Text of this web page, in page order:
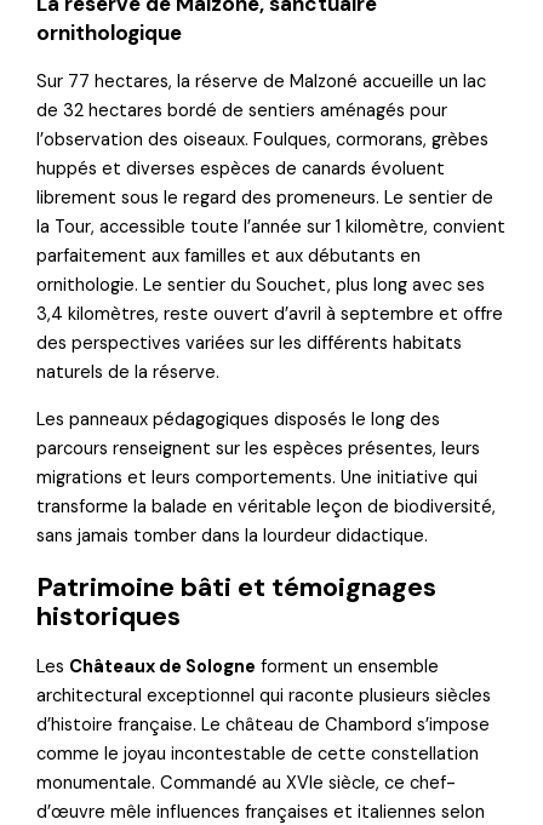
ornithologique
Sur 77 hectares, la réserve de Malzoné accueille un lac
de 32 hectares bordé de sentiers aménagés pour
l’observation des oiseaux. Foulques, cormorans, grèbes
huppés et diverses espèces de canards évoluent
librement sous le regard des promeneurs. Le sentier de
la Tour, accessible toute l’année sur 1 kilomètre, convient
parfaitement aux familles et aux débutants en
ornithologie. Le sentier du Souchet, plus long avec ses
3,4 kilomètres, reste ouvert d’avril à septembre et offre
des perspectives variées sur les différents habitats
naturels de la réserve.
Les panneaux pédagogiques disposés le long des
parcours renseignent sur les espèces présentes, leurs
migrations et leurs comportements. Une initiative qui
transforme la balade en véritable leçon de biodiversité,
sans jamais tomber dans la lourdeur didactique.
Patrimoine bâti et témoignages
historiques
Les Châteaux de Sologne forment un ensemble
architectural exceptionnel qui raconte plusieurs siècles
d’histoire française. Le château de Chambord s’impose
comme le joyau incontestable de cette constellation
monumentale. Commandé au XVIe siècle, ce chef-
d’œuvre mêle influences françaises et italiennes selon